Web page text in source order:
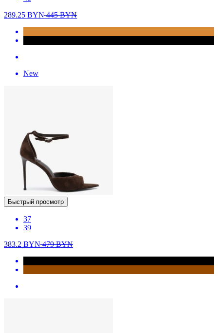
289.25 BYN445BYN
New
Быстрый просмотр
37
39
383.2 BYN479BYN